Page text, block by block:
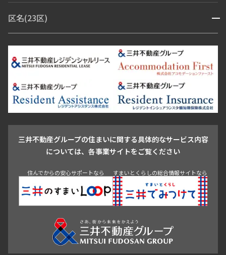
青山・表参道・原宿
市ヶ谷・神楽坂・飯田橋
三田・芝・浜松町
芝浦・汐留・品川
月島・勝どき・豊洲
本郷・春日・小石川
目白・高田馬場・早稲田
池尻大橋・三軒茶屋
祐天寺・学芸大学・自由が丘
駒沢・用賀・二子玉川
成城・砧
池袋・板橋・王子
青山 渋谷 東京・大手町 新宿 品川
目黒・中目黒
区名(23区) 開閉
江東区 台東区 墨田区
中野区
豊島区
杉並区 板橋区 練馬区 荒川区
足立区
葛飾区
江戸川区
三井不動産グループの住まいに関する具体的なサービス内容
については、各事業サイトをご覧ください
住んでからの安心サポートなら すまいとくらしの総合情報サイトなら